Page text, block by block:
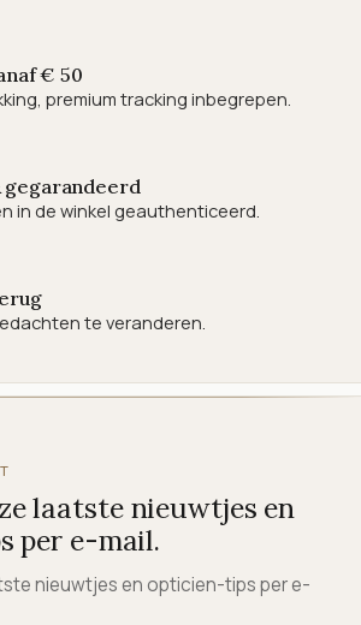
€ 50
premium tracking inbegrepen.
in de winkel geauthenticeerd.
te veranderen.
laatste nieuwtjes en
per e-mail.
nieuwtjes en opticien-tips per e-